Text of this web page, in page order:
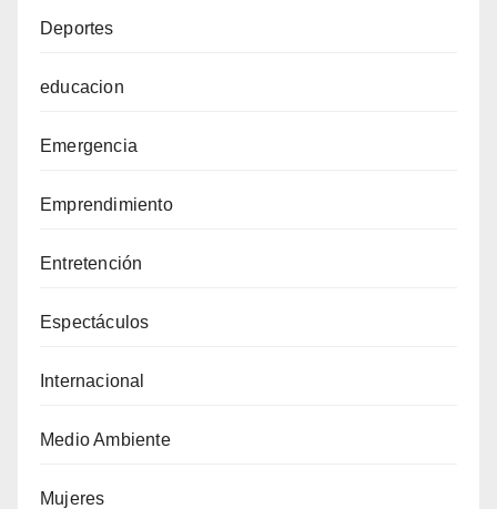
Deportes
educacion
Emergencia
Emprendimiento
Entretención
Espectáculos
Internacional
Medio Ambiente
Mujeres